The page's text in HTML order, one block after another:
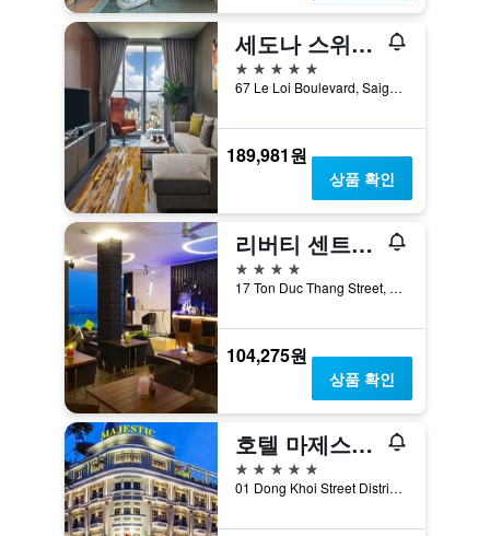
세도나 스위트 호치민시
5성급
67 Le Loi Boulevard, Saigon Centre, District 1, 호치민, 베트남
189,981원
상품 확인
리버티 센트럴 사이공 리버사이드 호텔
4성급
17 Ton Duc Thang Street, District 1, 호치민, 베트남
104,275원
상품 확인
호텔 마제스틱 사이공
5성급
01 Dong Khoi Street District 1, 호치민, 베트남